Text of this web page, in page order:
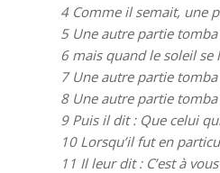
4Comme il semait, une
5Une autre partie tomba
6mais quand le soleil se
7Une autre partie tomba
8Une autre partie tomba
9Puis il dit : Que celui
10Lorsqu’il fut en
11 Il leur dit : C’est à